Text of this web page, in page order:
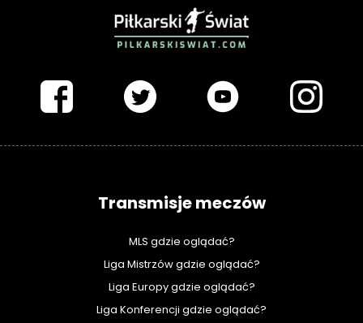
Transmisje meczów
MLS gdzie oglądać?
Liga Mistrzów gdzie oglądać?
Liga Europy gdzie oglądać?
Liga Konferencji gdzie oglądać?